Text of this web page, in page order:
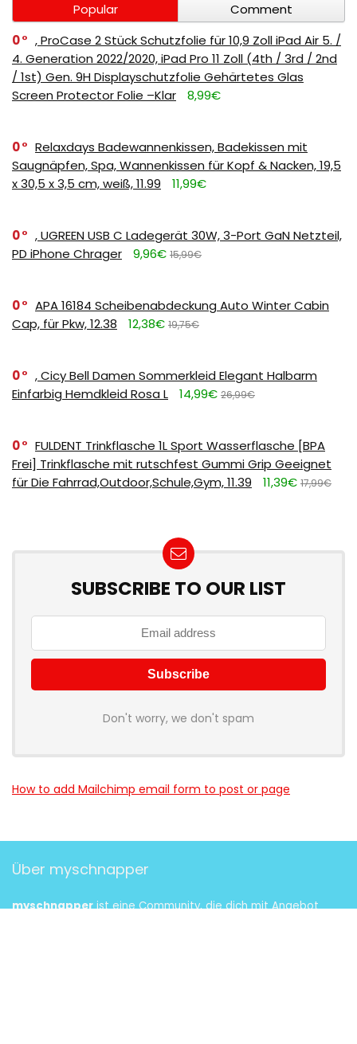
Popular
Comment
0
, ProCase 2 Stück Schutzfolie für 10,9 Zoll iPad Air 5. /
4. Generation 2022/2020, iPad Pro 11 Zoll (4th / 3rd / 2nd
/ 1st) Gen. 9H Displayschutzfolie Gehärtetes Glas
Screen Protector Folie –Klar
8,99€
0
Relaxdays Badewannenkissen, Badekissen mit
Saugnäpfen, Spa, Wannenkissen für Kopf & Nacken, 19,5
x 30,5 x 3,5 cm, weiß, 11.99
11,99€
0
, UGREEN USB C Ladegerät 30W, 3-Port GaN Netzteil,
PD iPhone Chrager
9,96€ 15,99€
0
APA 16184 Scheibenabdeckung Auto Winter Cabin
Cap, für Pkw, 12.38
12,38€ 19,75€
0
, Cicy Bell Damen Sommerkleid Elegant Halbarm
Einfarbig Hemdkleid Rosa L
14,99€ 26,99€
0
FULDENT Trinkflasche 1L Sport Wasserflasche [BPA
Frei] Trinkflasche mit rutschfest Gummi Grip Geeignet
für Die Fahrrad,Outdoor,Schule,Gym, 11.39
11,39€ 17,99€
SUBSCRIBE TO OUR LIST
Don't worry, we don't spam
How to add Mailchimp email form to post or page
Über myschnapper
myschnapperist eine Community, die dich mit Angebot